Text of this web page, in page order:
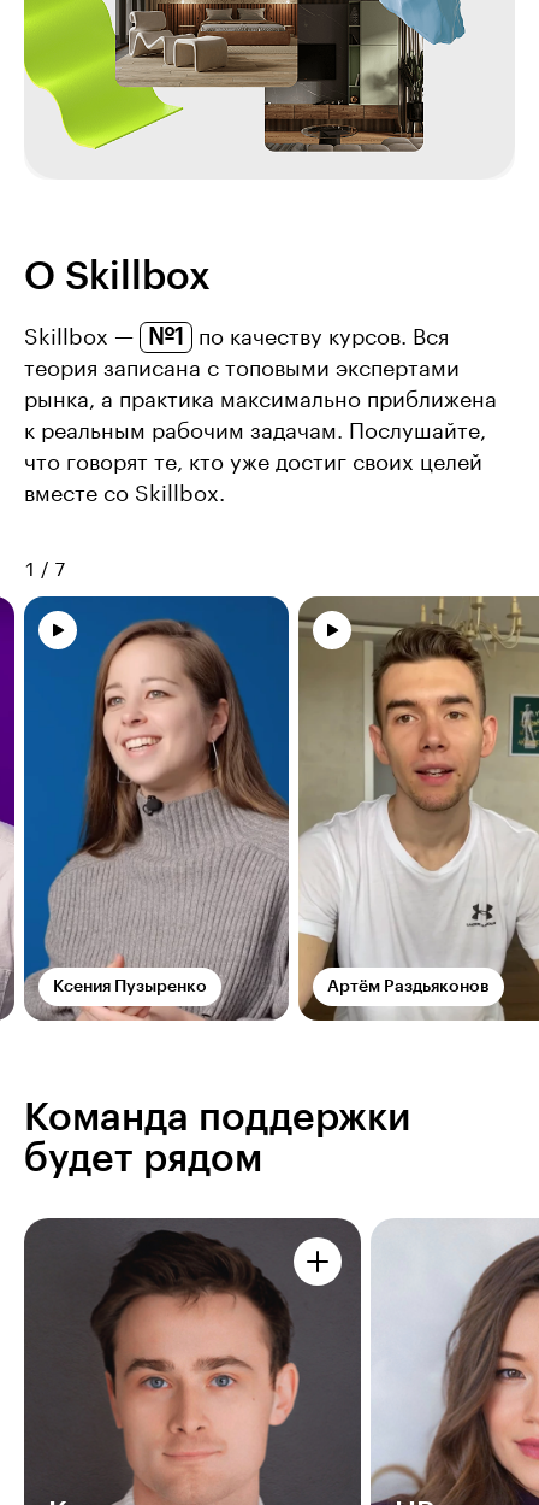
О Skillbox
Skillbox — №1
по качеству курсов. Вся
теория записана с топовыми экспертами
рынка, а практика максимально приближена
к реальным рабочим задачам. Послушайте,
что говорят те, кто уже достиг своих целей
вместе со Skillbox.
1 / 7
Ксения Пузыренко Артём Раздьяконов
Команда поддержки
будет рядом